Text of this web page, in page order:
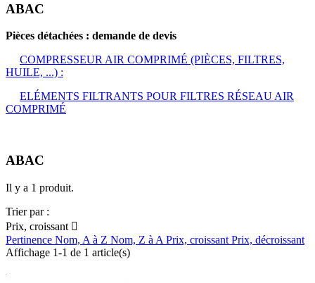
ABAC
Pièces détachées : demande de devis
COMPRESSEUR AIR COMPRIMÉ (PIÈCES, FILTRES,
HUILE, ...) :
ELÉMENTS FILTRANTS POUR FILTRES RÉSEAU AIR
COMPRIMÉ
ABAC
Il y a 1 produit.
Trier par :
Prix, croissant 
Pertinence Nom, A à Z Nom, Z à A Prix, croissant Prix, décroissant
Affichage 1-1 de 1 article(s)